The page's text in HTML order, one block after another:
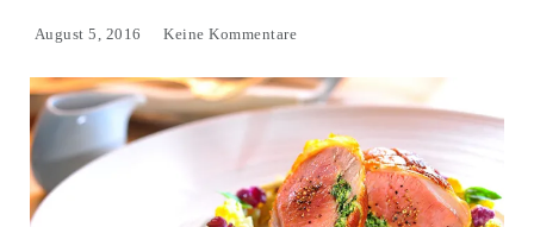
August 5, 2016 Keine Kommentare